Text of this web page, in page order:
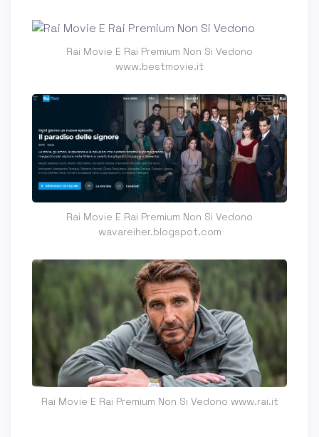
Rai Movie E Rai Premium Non Si Vedono
www.bestmovie.it
Rai Movie E Rai Premium Non Si Vedono
wavareiher.blogspot.com
Rai Movie E Rai Premium Non Si Vedono www.rai.it